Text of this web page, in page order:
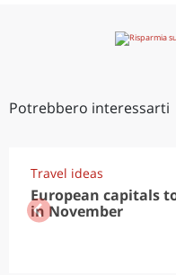
Potrebbero interessarti
Travel ideas
European capitals
in November